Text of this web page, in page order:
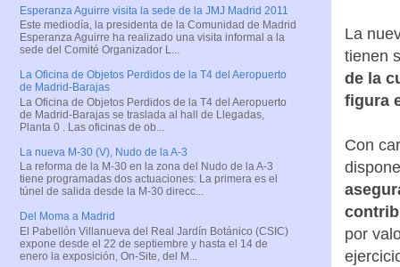
La
tienen
de la
figura
Con
por
Esperanza Aguirre visita la sede de la JMJ Madrid 2011
Este mediodía, la presidenta de la Comunidad de Madrid
Esperanza Aguirre ha realizado una visita informal a la
sede del Comité Organizador L...
La Oficina de Objetos Perdidos de la T4 del Aeropuerto
de Madrid-Barajas
La Oficina de Objetos Perdidos de la T4 del Aeropuerto
de Madrid-Barajas se traslada al hall de Llegadas,
Planta 0 . Las oficinas de ob...
La nueva M-30 (V), Nudo de la A-3
La reforma de la M-30 en la zona del Nudo de la A-3
tiene programadas dos actuaciones: La primera es el
túnel de salida desde la M-30 direcc...
Del Moma a Madrid
El Pabellón Villanueva del Real Jardín Botánico (CSIC)
expone desde el 22 de septiembre y hasta el 14 de
enero la exposición, On-Site, del M...